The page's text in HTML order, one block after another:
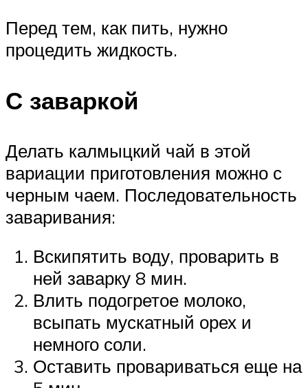
Перед тем, как пить, нужно
процедить жидкость.
С заваркой
Делать калмыцкий чай в этой
вариации приготовления можно с
черным чаем. Последовательность
заваривания:
Вскипятить воду, проварить в
ней заварку 8 мин.
Влить подогретое молоко,
всыпать мускатный орех и
немного соли.
Оставить провариваться еще на